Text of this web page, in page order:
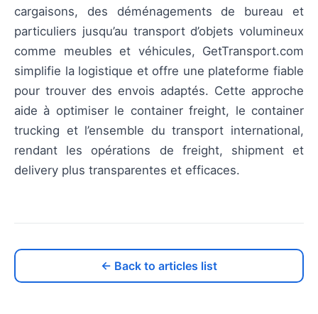
cargaisons, des déménagements de bureau et
particuliers jusqu’au transport d’objets volumineux
comme meubles et véhicules, GetTransport.com
simplifie la logistique et offre une plateforme fiable
pour trouver des envois adaptés. Cette approche
aide à optimiser le container freight, le container
trucking et l’ensemble du transport international,
rendant les opérations de freight, shipment et
delivery plus transparentes et efficaces.
← Back to articles list